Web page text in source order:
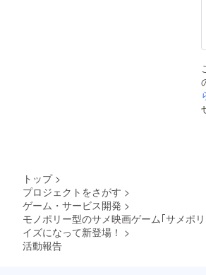
トップ >
プロジェクトをさがす >
ゲーム・サービス開発 >
モノポリー型のサメ映画ゲーム｢サメポ
イズになって新登場！ >
活動報告